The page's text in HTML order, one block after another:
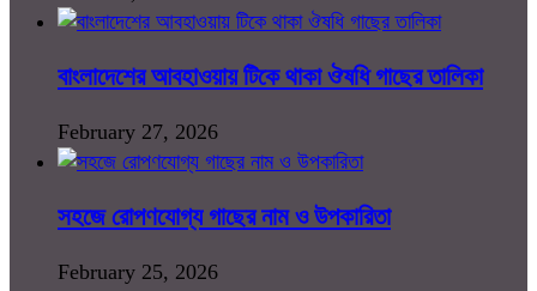
বাংলাদেশের আবহাওয়ায় টিকে থাকা ঔষধি গাছের তালিকা
February 27, 2026
সহজে রোপণযোগ্য গাছের নাম ও উপকারিতা
February 25, 2026